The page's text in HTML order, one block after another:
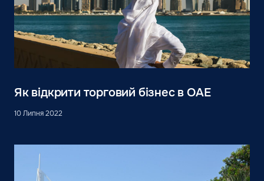
Як відкрити торговий бізнес в ОАЕ
10 Липня 2022